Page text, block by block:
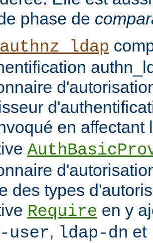
phase de
en
des types
Require en y
user, ldap-dn et